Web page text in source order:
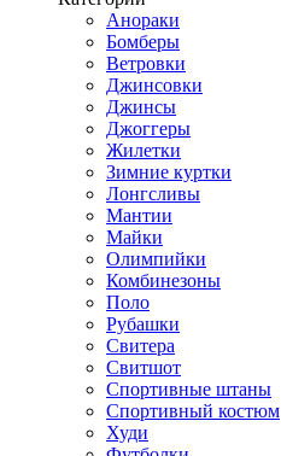
Анораки
Бомберы
Ветровки
Джинсовки
Джинсы
Джоггеры
Жилетки
Зимние куртки
Лонгсливы
Мантии
Майки
Олимпийки
Комбинезоны
Поло
Рубашки
Свитера
Свитшот
Спортивные штаны
Спортивный костюм
Худи